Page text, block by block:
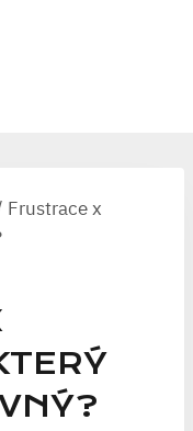
Frustrace x